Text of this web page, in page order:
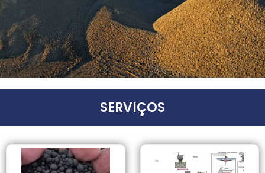
SERVIÇOS